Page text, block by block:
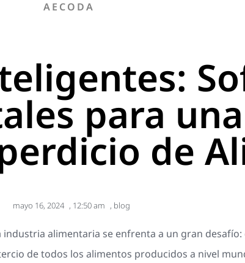
AECODA
para
de
mayo 16, 2024 , 12:50 am , blog
alimentaria se enfrenta a un gran
de todos los alimentos producidos a nivel